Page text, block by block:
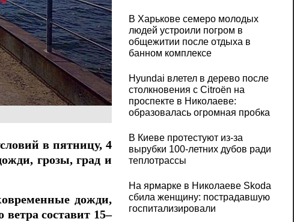
в пятницу, 4
грозы, град и
дожди,
ветра составит 15–
В Харькове семеро молодых
людей устроили погром в
общежитии после отдыха в
банном комплексе
Hyundai влетел в дерево после
столкновения с Citroën на
проспекте в Николаеве:
образовалась огромная пробка
В Киеве протестуют из-за
вырубки 100-летних дубов ради
теплотрассы
На ярмарке в Николаеве Skoda
сбила женщину: пострадавшую
госпитализировали